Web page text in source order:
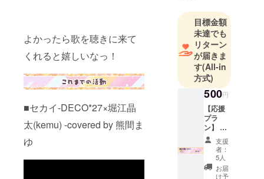
よかったら歌を聴きに来て
くれると嬉しいなっ！
■セカイ-DECO*27×堀江晶
太(kemu) -covered by 熊間ま
ゆ
目標金額
未達でも
リターン
が届きま
す(All-in
方式)
500円
【応援
プラ
ン】 ・
活動報
告 ・お
手紙
（共
通）
支援
者：
5人
お届
け予